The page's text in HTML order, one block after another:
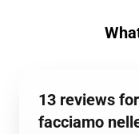
13 reviews
facciamo